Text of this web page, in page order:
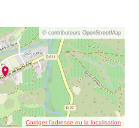
© contributeurs OpenStreetMap
Corriger l’adresse ou la localisation